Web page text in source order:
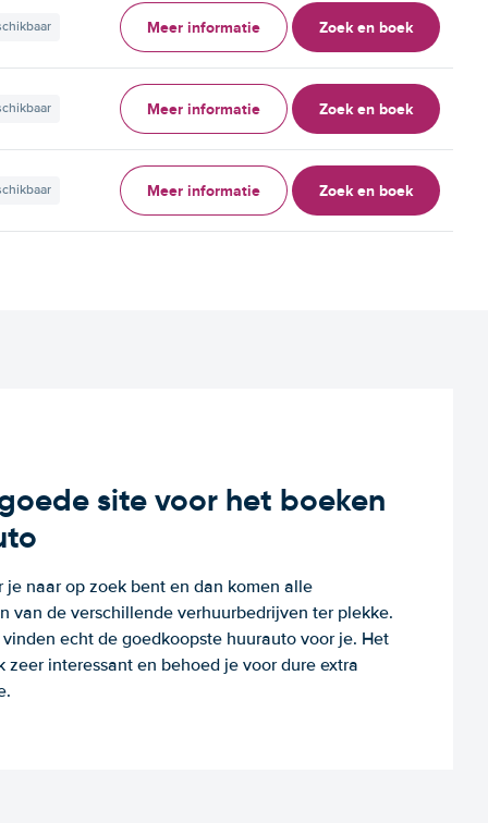
Meer informatie Zoek en boek
Meer informatie Zoek en boek
Meer informatie Zoek en boek
site voor het boeken
naar op zoek bent en dan komen alle
van de verschillende verhuurbedrijven ter plekke.
echt de goedkoopste huurauto voor je. Het
zeer interessant en behoed je voor dure extra